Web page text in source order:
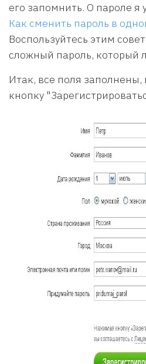
его запомнить. О пароле я
Как сменить пароль в
Воспользуйтесь этим
сложный пароль, который
Итак, все поля
кнопку